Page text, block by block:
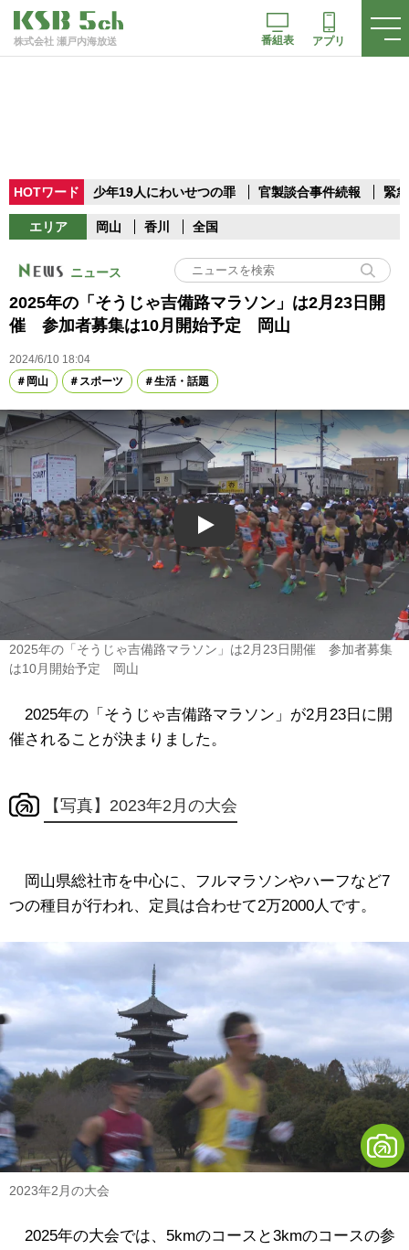
株式会社 瀬戸内海放送 番組表 アプリ
HOTワード 少年19人にわいせつの罪 官製談合事件続報 緊
エリア 岡山 香川 全国
ニュース
2025年の「そうじゃ吉備路マラソン」は2月23日開
催 参加者募集は10月開始予定 岡山
2024/6/10 18:04
岡山
スポーツ 生活・話題
Play
2025年の「そうじゃ吉備路マラソン」は2月23日開催 参加者募集
は10月開始予定 岡山
2025年の「そうじゃ吉備路マラソン」が2月23日に開
催されることが決まりました。
【写真】2023年2月の大会
岡山県総社市を中心に、フルマラソンやハーフなど7
つの種目が行われ、定員は合わせて2万2000人です。
2023年2月の大会
2025年の大会では、5kmのコースと3kmのコースの参